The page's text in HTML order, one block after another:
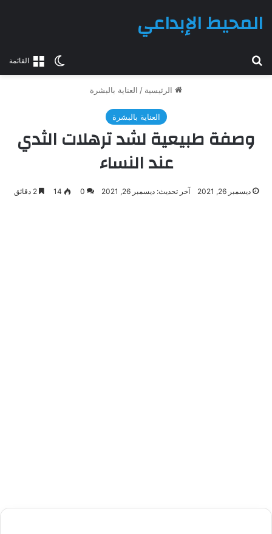
القائمةالوضع
المحيط الإبداعي
الرئيسية / العناية بالبشرة
العناية بالبشرة
وصفة طبيعية لشد ترهلات الثدي
عند النساء
ديسمبر 26, 2021 آخر تحديث: ديسمبر 26, 2021 0
14 2 دقائق